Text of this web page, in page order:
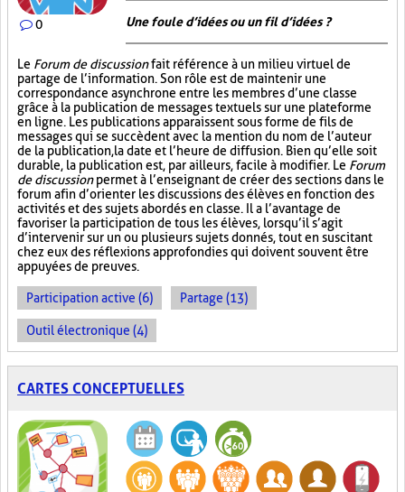
0 Une foule d’idées ou un fil d’idées ?
Le Forum de discussionfait référence à un milieu virtuel de
partage de l’information. Son rôle est de maintenir une
correspondance asynchrone entre les membres d’une classe
grâce à la publication de messages textuels sur une plateforme
en ligne. Les publications apparaissent sous forme de fils de
messages qui se succèdent avec la mention du nom de l’auteur
de la publication, la date et l’heure de diffusion. Bien qu’elle soit
durable, la publication est, par ailleurs, facile à modifier. Le Forum
de discussionpermet à l’enseignant de créer des sections dans le
forum afin d’orienter les discussions des élèves en fonction des
activités et des sujets abordés en classe. Il a l’avantage de
favoriser la participation de tous les élèves, lorsqu’il s’agit
d’intervenir sur un ou plusieurs sujets donnés, tout en suscitant
chez eux des réflexions approfondies qui doivent souvent être
appuyées de preuves.
Participation active (6) Partage (13)
Outil électronique (4)
CARTES CONCEPTUELLES